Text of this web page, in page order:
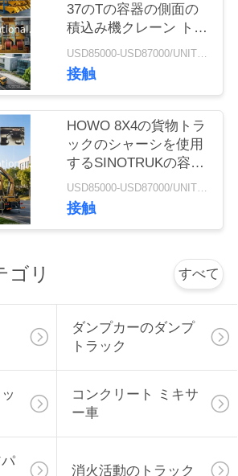
37のTの容器の側面の
積込み機クレーン トラ
ックによって取付けら
れるクレーン
USD85000-USD87000/UNIT)negotiation MOQ:1 ユニット
接触
HOWO 8X4の貨物トラ
ックのシャーシを使用
するSINOTRUKの容器
の側面の積込み機
USD85000-USD87000/UNIT)negotiation MOQ:1 ユニット
接触
ゴリ すべて
ダンプカーのダンプ
トラック
コンクリート ミキサ
ー車
消火活動のトラック